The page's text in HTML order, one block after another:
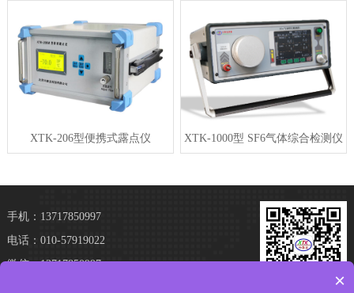
XTK-206型便携式露点仪 XTK-1000型 SF6气体综合检测仪
手机：13717850997
电话：010-57919022
微信：13717850997
×